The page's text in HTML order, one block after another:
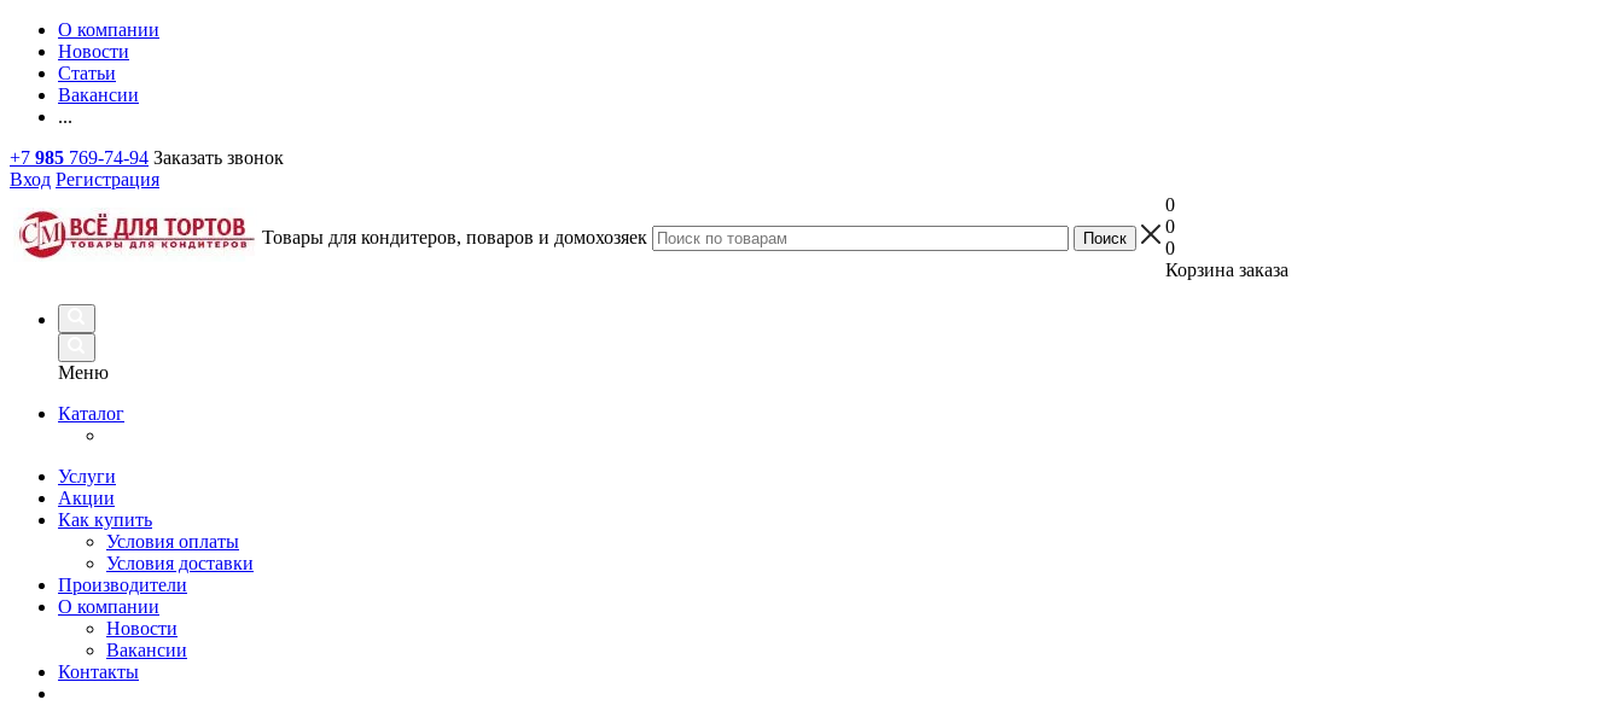
О компании
Новости
Статьи
Вакансии
...
+7 985 769-74-94 Заказать звонок
Вход Регистрация
Товары для кондитеров, поваров и домохозяек
0
0
0
Корзина заказа
Меню
Каталог
Услуги
Акции
Как купить
Условия оплаты
Условия доставки
Производители
О компании
Новости
Вакансии
Контакты